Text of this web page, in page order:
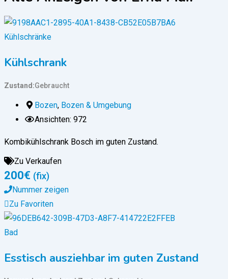
Kühlschränke
Kühlschrank
Zustand Gebraucht
Bozen, Bozen & Umgebung
Ansichten: 972
Kombikühlschrank Bosch im guten Zustand.
Zu Verkaufen
200€ (fix)
Nummer zeigen
Zu Favoriten
Bad
Esstisch ausziehbar im guten Zustand